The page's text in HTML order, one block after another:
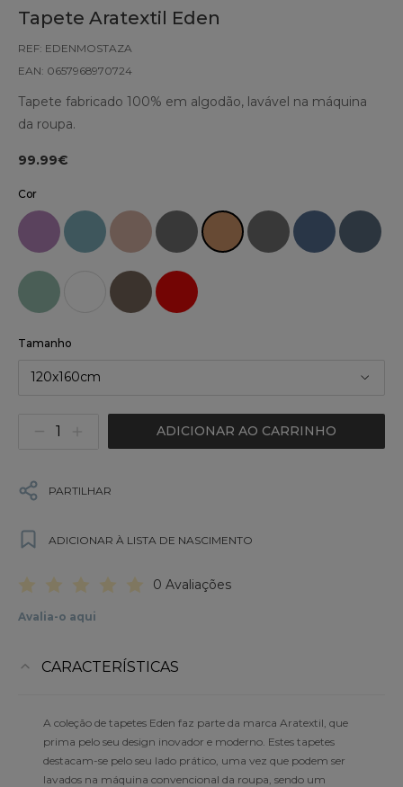
Tapete Aratextil Eden
REF: EDENMOSTAZA
EAN: 0657968970724
Tapete fabricado 100% em algodão, lavável na máquina
da roupa.
99.99€
Cor
Tamanho
120x160cm
ADICIONAR AO CARRINHO
PARTILHAR
ADICIONAR À LISTA DE NASCIMENTO
0 Avaliações
Avalia-o aqui
CARACTERÍSTICAS
A coleção de tapetes Eden faz parte da marca Aratextil, que
prima pelo seu design inovador e moderno. Estes tapetes
destacam-se pelo seu lado prático, uma vez que podem ser
lavados na máquina convencional da roupa, sendo um